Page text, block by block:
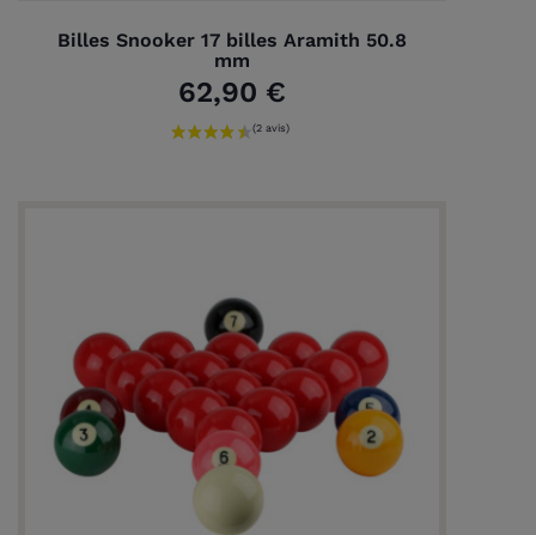
Billes Snooker 17 billes Aramith 50.8
mm
62,90 €